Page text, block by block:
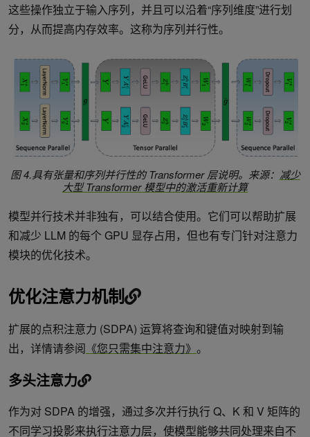
这些操作独立于输入序列，并且可以沿着“序列维度”进行划
分，从而提高内存效率。这称为序列并行性。
图 4.具有张量和序列并行性的 Transformer 层说明。来源： 减少
大型 Transformer 模型中的激活重新计算
模型并行技术并非独有，可以结合使用。它们可以帮助扩展
和减少 LLM 的每个 GPU 显存占用，但也有专门针对注意力
模块的优化技术。
优化注意力机制
扩展的点积注意力 (SDPA) 运算将查询和键值对映射到输
出，详情请参阅 《您只需集中注意力》 。
多头注意力
作为对 SDPA 的增强，通过多次并行执行 Q、K 和 V 矩阵的
不同学习投影来执行注意力层，使模型能够共同处理来自不